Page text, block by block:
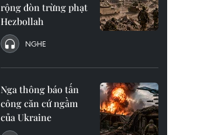
rộng đòn trừng phạt
Hezbollah
NGHE
Nga thông báo tấn
công căn cứ ngầm
của Ukraine